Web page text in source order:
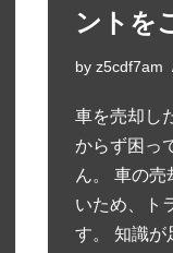
ントを
by z5cdf7am
車を売却し
からず困っ
ん。 車の売
いため、ト
す。 知識が